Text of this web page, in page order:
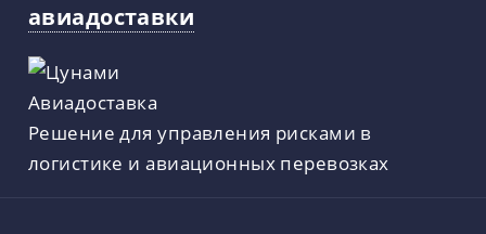
авиадоставки
Решение для управления рисками в
логистике и авиационных перевозках